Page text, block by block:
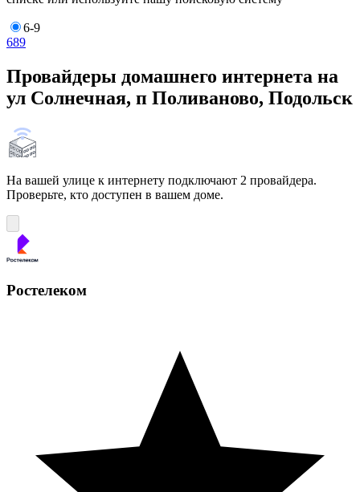
6-9
689
Провайдеры домашнего интернета на
ул Солнечная, п Поливаново, Подольск
На вашей улице к интернету подключают 2 провайдера.
Проверьте, кто доступен в вашем доме.
Ростелеком